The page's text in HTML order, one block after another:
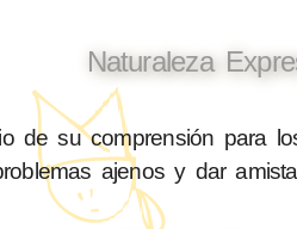
Naturaleza
de su comprensión para
ajenos y dar